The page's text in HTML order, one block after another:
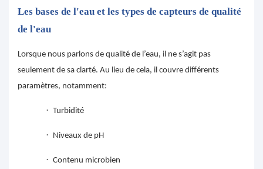
Les bases de l'eau et les types de capteurs de qualité
de l'eau
Lorsque nous parlons de qualité de l’eau, il ne s’agit pas
seulement de sa clarté. Au lieu de cela, il couvre différents
paramètres, notamment:
· Turbidité
· Niveaux de pH
· Contenu microbien